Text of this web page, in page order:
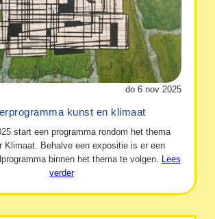
do 6 nov 2025
kunst en klimaat
start een programma rondom het thema
Klimaat. Behalve een expositie is er een
binnen het thema te volgen.
Lees
verder